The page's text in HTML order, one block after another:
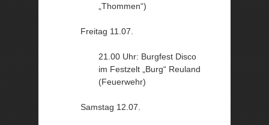
„Thommen“)
Freitag 11.07.
21.00 Uhr: Burgfest Disco
im Festzelt „Burg“ Reuland
(Feuerwehr)
Samstag 12.07.